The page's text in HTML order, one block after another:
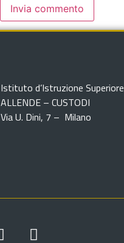
Istituto d’Istruzione Superiore
ALLENDE – CUSTODI
Via U. Dini, 7 – Milano